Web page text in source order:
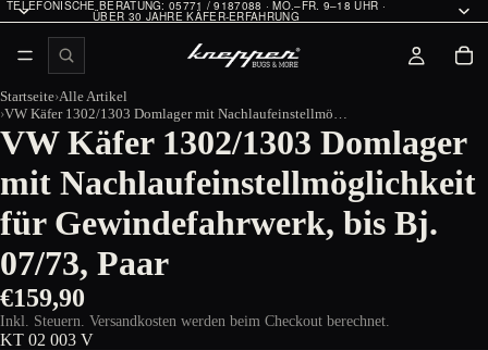
TELEFONISCHE BERATUNG: 05771 / 9187088 · MO.–FR. 9–18 UHR ·
ÜBER 30 JAHRE KÄFER-ERFAHRUNG
Startseite Alle Artikel
VW Käfer 1302/1303 Domlager mit Nachlaufeinstellmöglichkeit für Gewindefahrwerk, bis Bj. 07/73, Paar
VW Käfer 1302/1303 Domlager
mit Nachlaufeinstellmöglichkeit
für Gewindefahrwerk, bis Bj.
07/73, Paar
€159,90
Inkl. Steuern. Versandkosten werden beim Checkout berechnet.
KT 02 003 V